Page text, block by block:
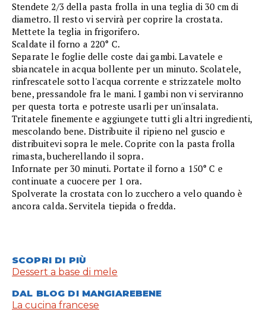
Stendete 2/3 della pasta frolla in una teglia di 30 cm di
diametro. Il resto vi servirà per coprire la crostata.
Mettete la teglia in frigorifero.
Scaldate il forno a 220° C.
Separate le foglie delle coste dai gambi. Lavatele e
sbiancatele in acqua bollente per un minuto. Scolatele,
rinfrescatele sotto l'acqua corrente e strizzatele molto
bene, pressandole fra le mani. I gambi non vi serviranno
per questa torta e potreste usarli per un'insalata.
Tritatele finemente e aggiungete tutti gli altri ingredienti,
mescolando bene. Distribuite il ripieno nel guscio e
distribuitevi sopra le mele. Coprite con la pasta frolla
rimasta, bucherellando il sopra.
Infornate per 30 minuti. Portate il forno a 150° C e
continuate a cuocere per 1 ora.
Spolverate la crostata con lo zucchero a velo quando è
ancora calda. Servitela tiepida o fredda.
SCOPRI DI PIÙ
Dessert a base di mele
DAL BLOG DI MANGIAREBENE
La cucina francese